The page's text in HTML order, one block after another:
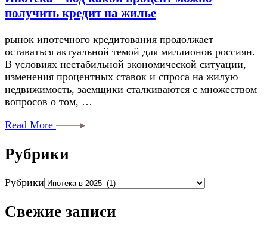
получить кредит на жилье
рынок ипотечного кредитования продолжает
оставаться актуальной темой для миллионов россиян.
В условиях нестабильной экономической ситуации,
изменения процентных ставок и спроса на жилую
недвижимость, заемщики сталкиваются с множеством
вопросов о том, …
Read More
Рубрики
Рубрики
Свежие записи